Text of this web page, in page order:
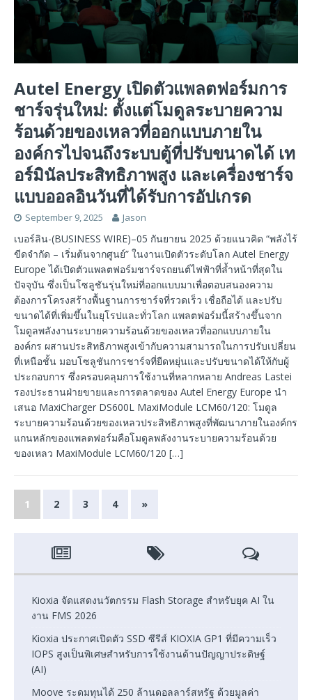
Autel Energy เปิดตัวแพลตฟอร์มการ
ชาร์จรุ่นใหม่: ตั้งแต่โมดูลระบายความ
ร้อนด้วยของเหลวที่ออกแบบภายใน
องค์กรไปจนถึงระบบตู้ที่ปรับขนาดได้ เท
อร์มินัลประสิทธิภาพสูง และเครื่องชาร์จ
แบบออลอินวันที่ได้รับการอัปเกรด
September 9, 2025 Jason
เบอร์ลิน-(BUSINESS WIRE)–05 กันยายน 2025 ด้วยแนวคิด “พลังไร้
ขีดจำกัด – เริ่มต้นจากศูนย์” ในงานเปิดตัวระดับโลก Autel Energy
Europe ได้เปิดตัวแพลตฟอร์มชาร์จรถยนต์ไฟฟ้าที่ล้ำหน้าที่สุดใน
ปัจจุบัน ซึ่งเป็นโซลูชันรุ่นใหม่ที่ออกแบบมาเพื่อตอบสนองความ
ต้องการโครงสร้างพื้นฐานการชาร์จที่รวดเร็ว เชื่อถือได้ และปรับ
ขนาดได้ที่เพิ่มขึ้นในยุโรปและทั่วโลก แพลตฟอร์มนี้สร้างขึ้นจาก
โมดูลพลังงานระบายความร้อนด้วยของเหลวที่ออกแบบภายใน
องค์กร ผสานประสิทธิภาพสูงเข้ากับความสามารถในการปรับเปลี่ยน
ที่เหนือชั้น มอบโซลูชันการชาร์จที่ยืดหยุ่นและปรับขนาดได้ให้กับผู้
ประกอบการ ซึ่งครอบคลุมการใช้งานที่หลากหลาย Andreas Lastei
รองประธานฝ่ายขายและการตลาดของ Autel Energy Europe นำ
เสนอ MaxiCharger DS600L MaxiModule LCM60/120: โมดูล
ระบายความร้อนด้วยของเหลวประสิทธิภาพสูงที่พัฒนาภายในองค์กร
แกนหลักของแพลตฟอร์มคือโมดูลพลังงานระบายความร้อนด้วย
ของเหลว MaxiModule LCM60/120 […]
1 2 3 4 »
Kioxia จัดแสดงนวัตกรรม Flash Storage สำหรับยุค AI ใน
งาน FMS 2026
Kioxia ประกาศเปิดตัว SSD ซีรีส์ KIOXIA GP1 ที่มีความเร็ว
IOPS สูงเป็นพิเศษสำหรับการใช้งานด้านปัญญาประดิษฐ์
(AI)
Moove ระดมทุนได้ 250 ล้านดอลลาร์สหรัฐ ด้วยมูลค่า